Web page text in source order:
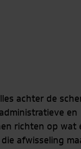
achter de
en
richten op wat
afwisseling